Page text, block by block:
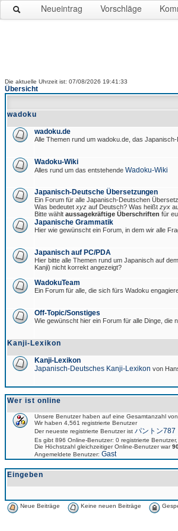
Neueintrag Vorschläge
Die aktuelle Uhrzeit ist: 07/08/2026 19:41:33
Übersicht
wadoku
wadoku.de
Alle Themen rund um wadoku.de, das
Wadoku-Wiki
Alles rund um das entstehende Wadoku-Wiki
Japanisch-Deutsche Übersetzungen
Ein Forum für alle Japanisch-Deutschen
Was bedeutet xyz auf Deutsch? Was heißt zyx
Bitte wählt aussagekräftige Überschriften für
Japanische Grammatik
Hier wie gewünscht ein Forum, in dem wir alle
Japanisch auf PC/PDA
Hier bitte alle Themen rund um Japanisch auf
Kanji) nicht korrekt angezeigt?
WadokuTeam
Ein Forum für alle, die sich fürs Wadoku
Off-Topic/Sonstiges
Wie gewünscht hier ein Forum für alle Dinge, die
Kanji-Lexikon
Kanji-Lexikon
Japanisch-Deutsches Kanji-Lexikon von
Wer ist online
Unsere Benutzer haben auf eine Gesamtanzahl
Wir haben 4,561 registrierte Benutzer
Der neueste registrierte Benutzer ist パントン787
Es gibt 896 Online-Benutzer: 0 registrierte
Die Höchstzahl gleichzeitiger Online-Benutzer war
Angemeldete Benutzer: Gast
Eingeben
Neue Beiträge Keine neuen Beiträge